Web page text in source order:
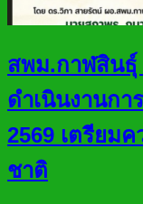
สพม.กาฬสินธุ์
ดำเนินงานกา
2569 เตรียม
ชาติ